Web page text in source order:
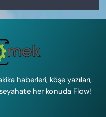
haberleri, köşe yazıları,
her konuda Flow!